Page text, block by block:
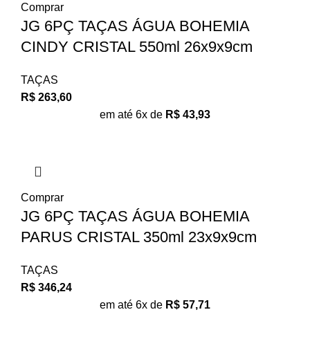
Comprar
JG 6PÇ TAÇAS ÁGUA BOHEMIA
CINDY CRISTAL 550ml 26x9x9cm
TAÇAS
R$ 263,60
em até 6x de R$ 43,93
Comprar
JG 6PÇ TAÇAS ÁGUA BOHEMIA
PARUS CRISTAL 350ml 23x9x9cm
TAÇAS
R$ 346,24
em até 6x de R$ 57,71